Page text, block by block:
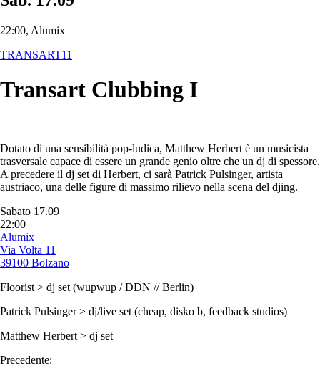
22:00, Alumix
TRANSART11
Transart Clubbing I
Dotato di una sensibilità pop-ludica, Matthew Herbert è un musicista
trasversale capace di essere un grande genio oltre che un dj di spessore.
A precedere il dj set di Herbert, ci sarà Patrick Pulsinger, artista
austriaco, una delle figure di massimo rilievo nella scena del djing.
Sabato 17.09
22:00
Alumix
Via Volta 11
39100 Bolzano
Floorist > dj set (wupwup / DDN // Berlin)
Patrick Pulsinger > dj/live set (cheap, disko b, feedback studios)
Matthew Herbert > dj set
Precedente: